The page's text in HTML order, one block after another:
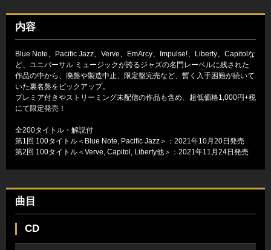
内容
Blue Note、Pacific Jazz、Verve、EmArcy、Impulse!、Liberty、Capitolな
ど、ユニバーサル ミュージックが誇るジャズの名門レーベルに残された
作品の中から、廃盤や製造中止、限定盤完売など、暫く入手困難が続いて
いた裏名盤をピックアップ。
プレミア付きやストリーミング未配信の作品も含め、超低価格1,000円+税
にて限定発売！
全200タイトル・解説付
第1回 100タイトル＜Blue Note, Pacific Jazz＞：2021年10月20日発売
第2回 100タイトル＜Verve, Capitol, Liberty他＞：2021年11月24日発売
曲目
CD